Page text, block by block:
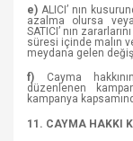
e) ALICI’ nın
azalma olursa
SATICI’ nın
süresi içinde malın
meydana gelen
f) Cayma
düzenlenen
kampanya
11. CAYMA HAKKI